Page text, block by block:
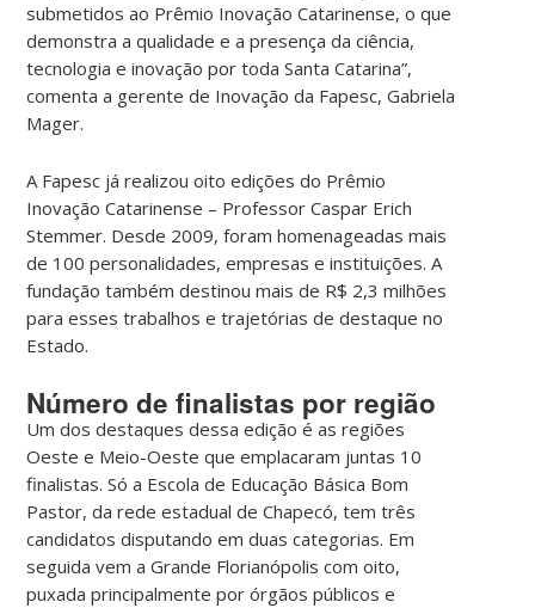
submetidos ao Prêmio Inovação Catarinense, o que
demonstra a qualidade e a presença da ciência,
tecnologia e inovação por toda Santa Catarina”,
comenta a gerente de Inovação da Fapesc, Gabriela
Mager.
A Fapesc já realizou oito edições do Prêmio
Inovação Catarinense – Professor Caspar Erich
Stemmer. Desde 2009, foram homenageadas mais
de 100 personalidades, empresas e instituições. A
fundação também destinou mais de R$ 2,3 milhões
para esses trabalhos e trajetórias de destaque no
Estado.
Número de finalistas por região
Um dos destaques dessa edição é as regiões
Oeste e Meio-Oeste que emplacaram juntas 10
finalistas. Só a Escola de Educação Básica Bom
Pastor, da rede estadual de Chapecó, tem três
candidatos disputando em duas categorias. Em
seguida vem a Grande Florianópolis com oito,
puxada principalmente por órgãos públicos e